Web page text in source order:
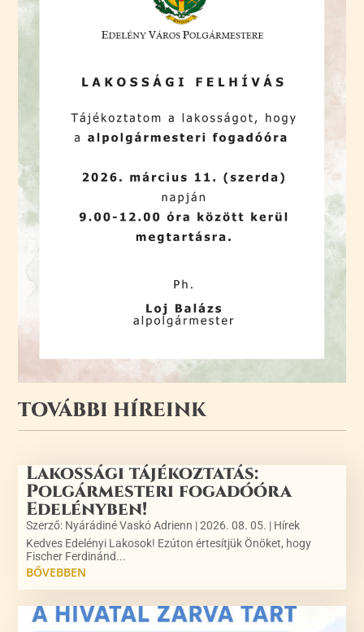
TOVÁBBI HÍREINK
Lakossági tájékoztatás:
Polgármesteri fogadóóra
Edelényben!
Szerző: Nyárádiné Vaskó Adrienn |2026. 08. 05. | Hírek
Kedves Edelényi Lakosok! Ezúton értesítjük Önöket, hogy
Fischer Ferdinánd...
BŐVEBBEN